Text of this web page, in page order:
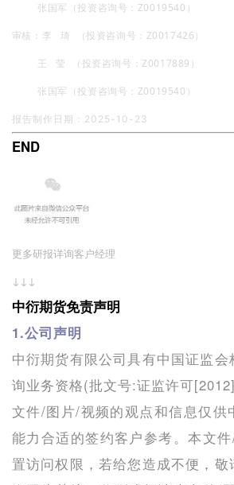
张国军（投资咨询号：Z0019540）
审核：李 琦 （投资咨询号：Z0017426）
王 莹 （投资咨询号：Z0017889）
张国军（投资咨询号：Z0019540）
报告制作日期：2025-10-23
END
更多研报详询客户经理
↓↓↓
中衍期货免责声明
1.公司声明
中衍期货有限公司具有中国证监
询业务资格(批文号:证监许可
文件/图片/视频的观点和信息仅供
能力合适的签约客户参考。本文
置访问权限，若给您造成不便，敬